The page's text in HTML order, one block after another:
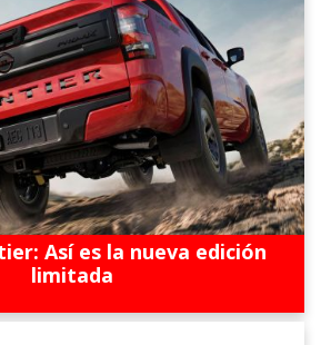
Así es la nueva edición
limitada